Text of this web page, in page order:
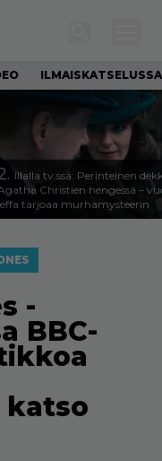
ILMAISKATSELUSSA
Illalla tv:ssä: Perinteinen
Christien hengessä –
tarjoaa murhamysteerin
-
BBC-
katso